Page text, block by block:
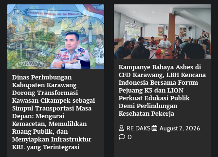
Dinas Perhubungan
Kabupaten Karawang
Dorong Transformasi
Kawasan Cikampek sebagai
Simpul Transportasi Masa
Depan: Mengurai
Kemacetan, Memulihkan
Ruang Publik, dan
Menyiapkan Infrastruktur
KRL yang Terintegrasi
Kampanye Bahaya Asbes di
CFD Karawang, LBH Kencana
Indonesia Bersama Forum
Pejuang K3 dan LION
Perkuat Edukasi Publik
Demi Perlindungan
Kesehatan Pekerja
RE DAKSI
August 2, 2026
0